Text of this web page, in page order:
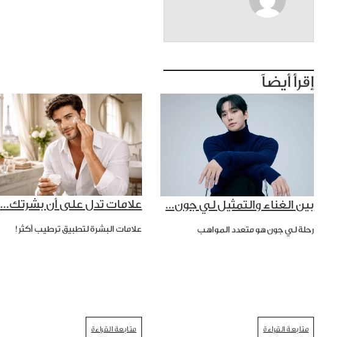
إقرأ أيضاً
بين الغناء والتمثيل لي جون...
رحلة لي جون هو متعدد المواهب
متابعة القراءة
علامات تدل على أن بشرتك...
علامات البشرة لتطبيق ترطيب أكثر!
متابعة القراءة